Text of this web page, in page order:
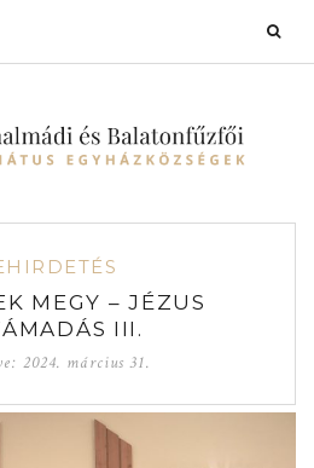
MEGY – JÉZUS
III.
2024. március 31.